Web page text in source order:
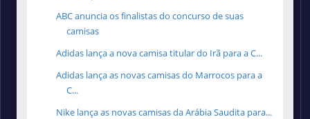
ABC anuncia os finalistas do concurso de suas
camisas
Adidas lança a nova camisa titular do Irã para a C...
Adidas lança as novas camisas do Marrocos para a
C...
Nike lança as novas camisas da Arábia Saudita para...